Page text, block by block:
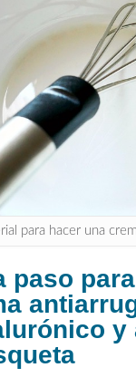
para hacer una
paso
y